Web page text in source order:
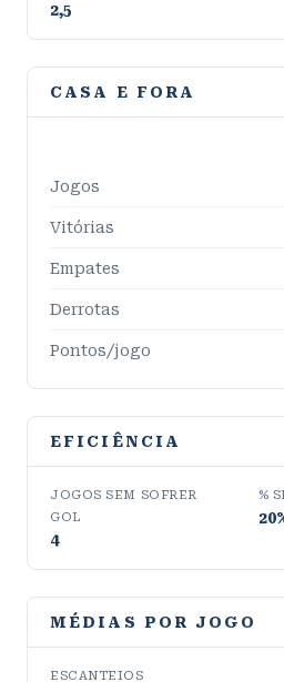
2,5
CASA E FORA
Jogos
Vitórias
Empates
Derrotas
Pontos/jogo
EFICIÊNCIA
JOGOS SEM SOFRER
GOL
4
%
MÉDIAS POR JOGO
ESCANTEIOS